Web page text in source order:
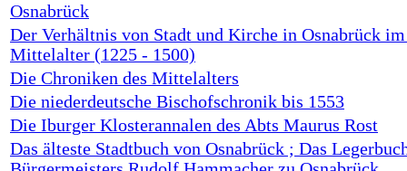
Osnabrück
Der Verhältnis von Stadt und Kirche in Osnabrück im
Mittelalter (1225 - 1500)
Die Chroniken des Mittelalters
Die niederdeutsche Bischofschronik bis 1553
Die Iburger Klosterannalen des Abts Maurus Rost
Das älteste Stadtbuch von Osnabrück ; Das